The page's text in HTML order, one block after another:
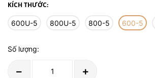
KÍCH THƯỚC:
600U-5 800U-5 800-5 600-5
Số lượng: